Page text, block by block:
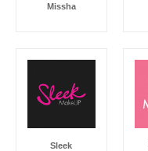
Missha
Sleek